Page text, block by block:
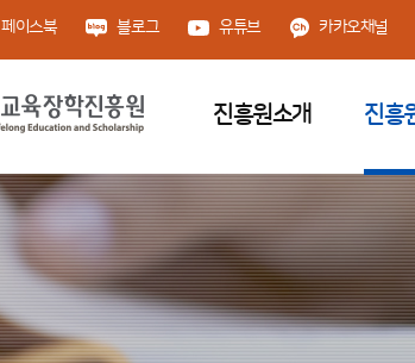
페이스북 블로그 유튜브 카카오채널
진흥원소개 진흥